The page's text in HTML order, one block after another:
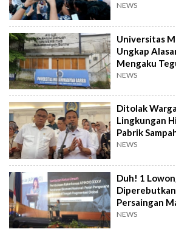
NEWS
Universitas
Ungkap
Mengaku
Berpakaian
NEWS
Ditolak
Lingkungan
Pabrik
NEWS
Duh! 1
Persaingan
NEWS